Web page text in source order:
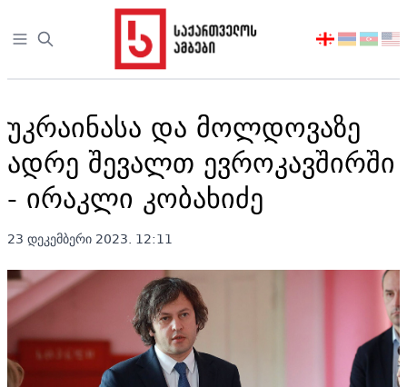
Open sidebar
აირჩიეთ
უკრაინასა და მოლდოვაზე
ადრე შევალთ ევროკავშირში
- ირაკლი კობახიძე
23 დეკემბერი 2023. 12:11